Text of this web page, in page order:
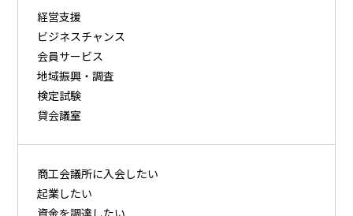
経営支援
ビジネスチャンス
会員サービス
地域振興・調査
検定試験
貸会議室
商⼯会議所に⼊会したい
起業したい
資⾦を調達したい